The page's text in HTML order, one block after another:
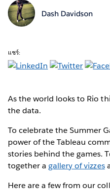
Dash Davidson
แชร์:
As the world looksto Rio
the data.
To celebrate the Summer
power of the Tableau
stories behind the games.
together agallery of vizzes
Here are a few from our